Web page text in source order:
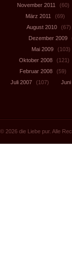
November 2011
(60)
März 2011
(69)
August 2010
(67)
Dezember 2009
Mai 2009
(103)
Oktober 2008
(121)
Februar 2008
(59)
Juli 2007
(107) Juni
© 2026 die Liebe pur. Alle